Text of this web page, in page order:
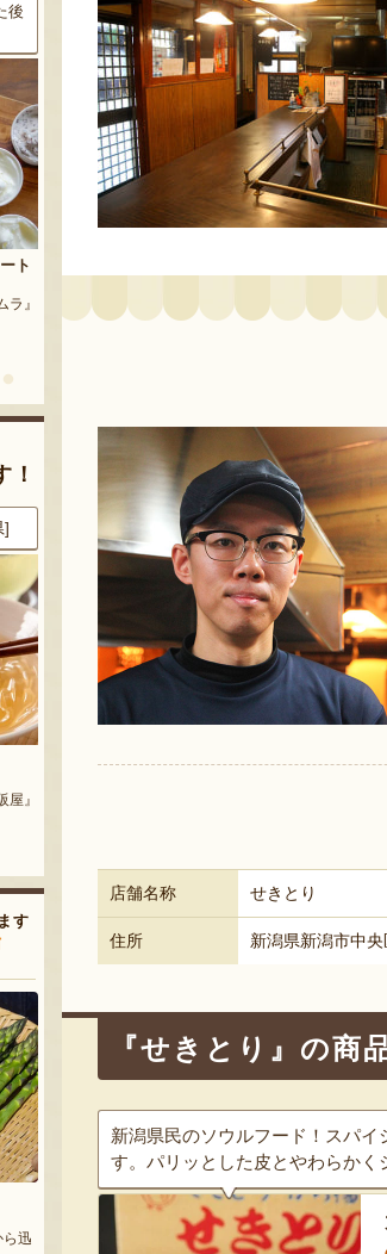
店舗名称 せきとり
住所 新潟県新潟市中
『せきとり』の商
新潟県民のソウルフード！スパ
す。パリッとした皮とやわらか
！
豆
るはず！お中元にも喜ばれる
こと間違い無し！
甘みがのっ
品。新米と
す！
のなす漬け
！
] 8月8日 17:28 [新潟県]
佐渡産フルーツ コンポート
8月8日
へんじんも
す
迅